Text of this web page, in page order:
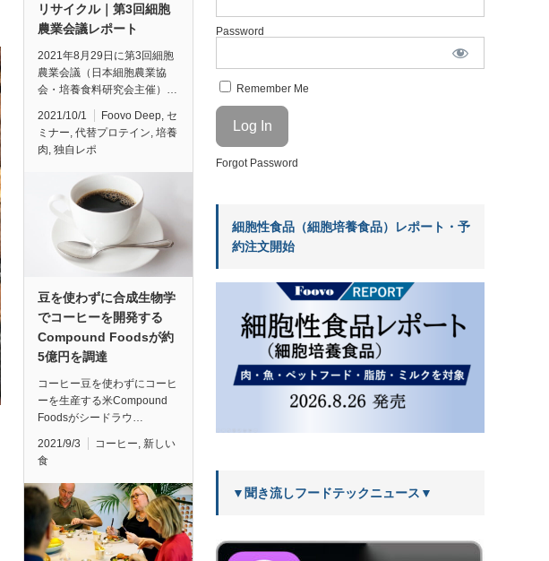
リサイクル｜第3回細胞
農業会議レポート
2021年8月29日に第3回細胞
農業会議（日本細胞農業協
会・培養食料研究会主催）…
2021/10/1 Foovo Deep, セ
ミナー, 代替プロテイン, 培養
肉, 独自レポ
豆を使わずに合成生物学
でコーヒーを開発する
Compound Foodsが約
5億円を調達
コーヒー豆を使わずにコーヒ
ーを生産する米Compound
Foodsがシードラウ…
2021/9/3 コーヒー, 新しい
食
Password
Remember Me
Forgot Password
細胞性食品（細胞培養食品）レポート・予
約注文開始
▼聞き流しフードテックニュース▼